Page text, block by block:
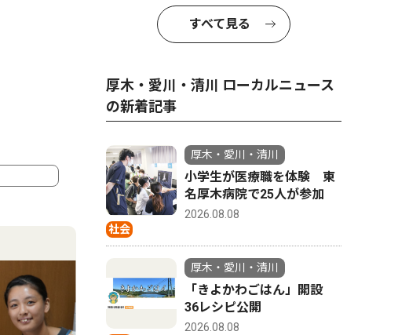
4
すべて見る
厚木・愛川・清川 ローカルニュース
の新着記事
社会
厚木・愛川・清川
小学生が医療職を体験 東
名厚木病院で25人が参加
2026.08.08
厚木・愛川・清川
「きよかわごはん」開設
36レシピ公開
2026.08.08